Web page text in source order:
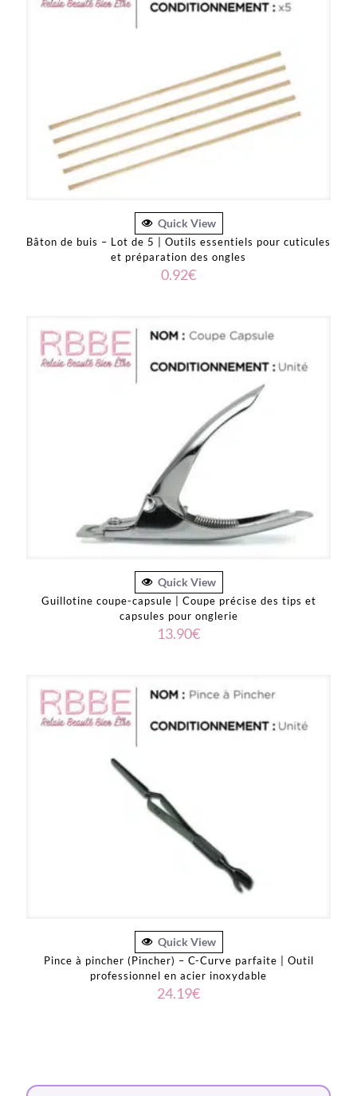
Quick View
Bâton de buis – Lot de 5 | Outils essentiels pour cuticules
et préparation des ongles
0.92€
Quick View
Guillotine coupe-capsule | Coupe précise des tips et
capsules pour onglerie
13.90€
Quick View
Pince à pincher (Pincher) – C-Curve parfaite | Outil
professionnel en acier inoxydable
24.19€